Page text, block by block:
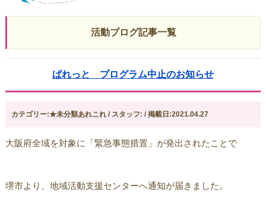
活動ブログ記事一覧
ぱれっと プログラム中止のお知らせ
カテゴリー:★未分類あれこれ / スタッフ: / 掲載日:2021.04.27
大阪府全域を対象に「緊急事態措置」が発出されたことで
堺市より、地域活動支援センターへ通知が届きました。